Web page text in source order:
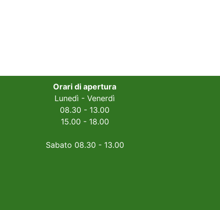
Orari di apertura
Lunedì - Venerdì
08.30 - 13.00
15.00 - 18.00
Sabato 08.30 - 13.00